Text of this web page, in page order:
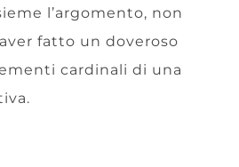
l’argomento, non
fatto un doveroso
cardinali di una